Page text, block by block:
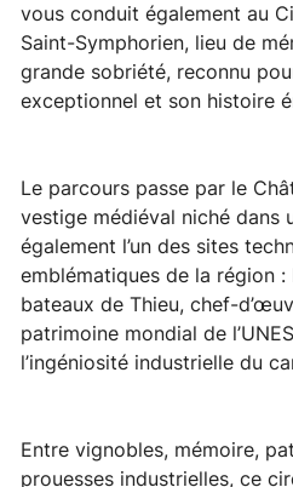
vous conduit également au
Saint-Symphorien, lieu de
grande sobriété, reconnu
exceptionnel et son histoire
Le parcours passe par le
vestige médiéval niché dans
également l’un des sites
emblématiques de la région :
bateaux de Thieu, chef-
patrimoine mondial de
l’ingéniosité industrielle du
Entre vignobles, mémoire,
prouesses industrielles, ce